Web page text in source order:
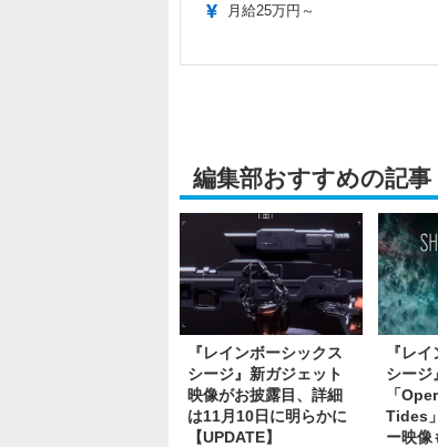
月給25万円～
編集部おすすめの記事
『レインボーシックス
シージ』新ガジェット
映像がお披露目、詳細
は11月10日に明らかに
【UPDATE】
『レ
シージ
「
Tides
ー映像